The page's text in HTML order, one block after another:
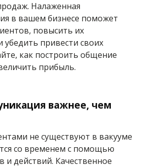
Налаженная
в вашем бизнесе поможет
повысить их
убедить привести своих
как построить общение
прибыль.
важнее, чем
не существуют в вакууме
со временем с помощью
и действий. Качественное